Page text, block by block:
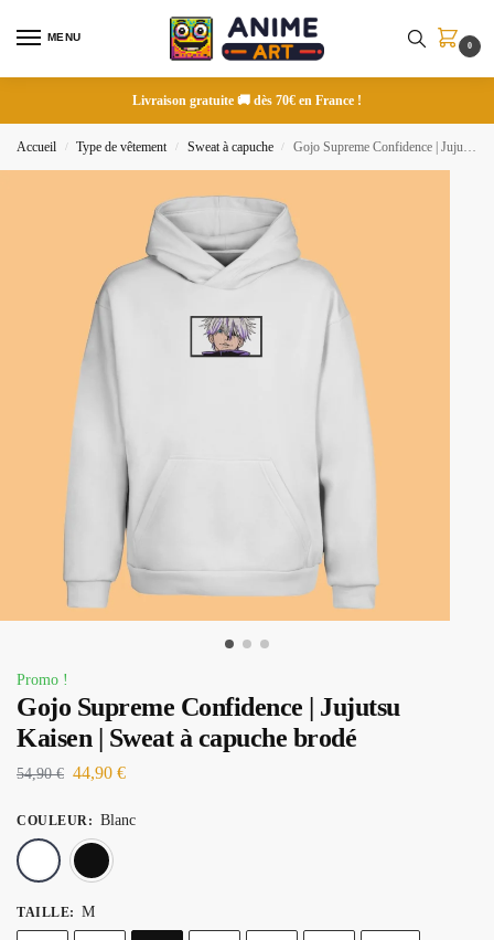
MENU
0
Livraison gratuite 🚚 dès 70€ en France !
Accueil / Type de vêtement / Sweat à capuche / Gojo Supreme Confidence | Jujutsu Kaisen | Sweat à capuche brodé
Promo !
Gojo Supreme Confidence | Jujutsu
Kaisen | Sweat à capuche brodé
54,90€ 44,90 €
COULEUR : Blanc
TAILLE: M